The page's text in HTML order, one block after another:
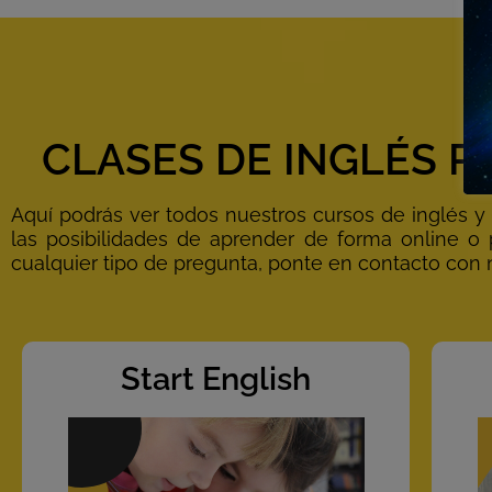
CLASES DE INGLÉS
Aquí podrás ver todos nuestros cursos de inglés
las posibilidades de aprender de forma online o
cualquier tipo de pregunta, ponte en contacto
Start English